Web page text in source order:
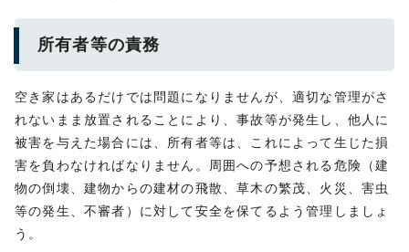
所有者等の責務
空き家はあるだけでは問題になりませんが、適切な管理がさ
れないまま放置されることにより、事故等が発生し、他人に
被害を与えた場合には、所有者等は、これによって生じた損
害を負わなければなりません。周囲への予想される危険（建
物の倒壊、建物からの建材の飛散、草木の繁茂、火災、害虫
等の発生、不審者）に対して安全を保てるよう管理しましょ
う。